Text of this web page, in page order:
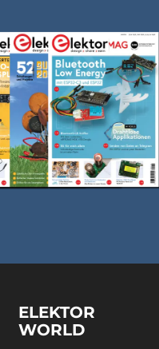
ELEKTOR
WORLD